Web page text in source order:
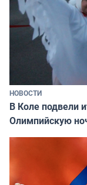
НОВОСТИ
В Коле подвели
Олимпийскую